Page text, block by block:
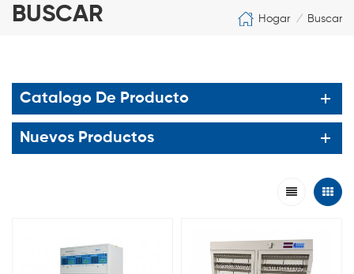
BUSCAR Hogar / Buscar
Catalogo De Producto
Nuevos Productos